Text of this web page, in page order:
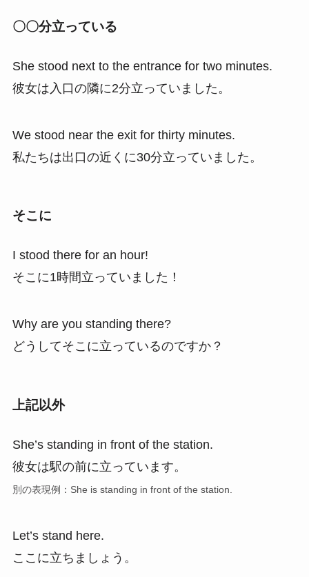
〇〇分立っている
She stood next to the entrance for two minutes.
彼女は入口の隣に2分立っていました。
We stood near the exit for thirty minutes.
私たちは出口の近くに30分立っていました。
そこに
I stood there for an hour!
そこに1時間立っていました！
Why are you standing there?
どうしてそこに立っているのですか？
上記以外
She’s standing in front of the station.
彼女は駅の前に立っています。
別の表現例：She is standing in front of the station.
Let’s stand here.
ここに立ちましょう。